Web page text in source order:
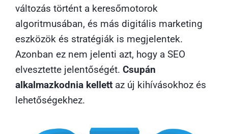
változás történt a keresőmotorok
algoritmusában, és más digitális marketing
eszközök és stratégiák is megjelentek.
Azonban ez nem jelenti azt, hogy a SEO
elvesztette jelentőségét. Csupán
alkalmazkodnia kellett az új kihívásokhoz és
lehetőségekhez.